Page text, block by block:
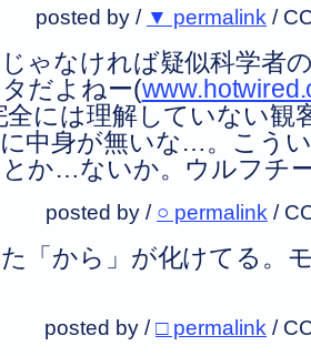
posted by / ▼ permalink /
ゃなければ疑似科学者
だよねー(
全には理解していない観
中身が無いな…。こう
か…ないか。ウルフチ
posted by / ○ permalink /
「から」が化けてる。
posted by /□ permalink /